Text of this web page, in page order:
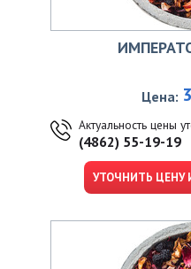
Цена:
Актуальность цены
(4862) 55-19-19
УТОЧНИТЬ ЦЕНУ